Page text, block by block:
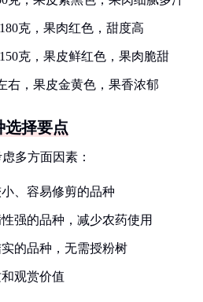
克，果肉红色，甜度高
150克，果皮鲜红色，果肉脆甜
右，果皮金黄色，果香浓郁
选择要点
多方面因素：
、容易修剪的品种
性强的品种，减少农药使用
实的品种，无需授粉树
和观赏价值